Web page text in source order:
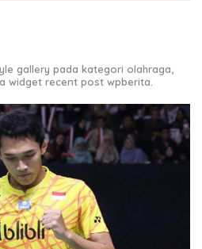
gallery pada kategori olahraga,
widget recent post wpberita.